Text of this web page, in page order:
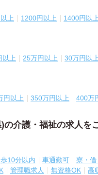
上 1200円以上 1400円以
以上 25万円以上 30万円以
円以上 350万円以上 400万
の介護・福祉の求人を
10分以内 車通勤可 寮・
管理職求人 無資格OK 高